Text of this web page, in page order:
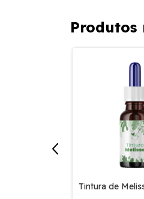
Produtos
Tintura de